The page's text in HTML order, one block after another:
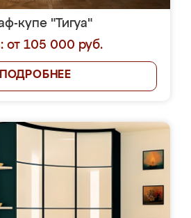
купе "Тигуа"
от 105 000 руб.
ПОДРОБНЕЕ